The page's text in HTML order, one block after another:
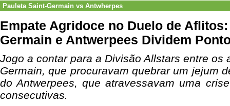
Pauleta Saint-Germain vs Antwherpes
Empate Agridoce no Duelo de
Germain e Antwerpees Dividem
Jogo a contar para a Divisão Allstars entre os
Germain, que procuravam quebrar um jejum
do Antwerpees, que atravessavam uma
consecutivas.